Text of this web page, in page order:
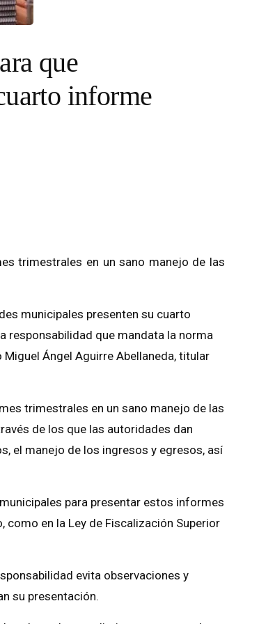
que
informe
trimestrales en un sano manejo de las
municipales presenten su cuarto
responsabilidad que mandata la norma
Ángel Aguirre Abellaneda, titular
trimestrales en un sano manejo de las
de los que las autoridades dan
el manejo de los ingresos y egresos, así
para presentar estos informes
en la Ley de Fiscalización Superior
evita observaciones y
su presentación.